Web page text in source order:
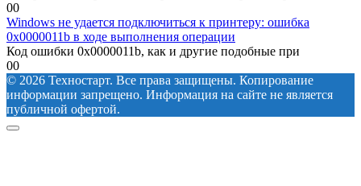
00
Windows не удается подключиться к принтеру: ошибка
0x0000011b в ходе выполнения операции
Код ошибки 0x0000011b, как и другие подобные при
00
© 2026 Техностарт. Все права защищены. Копирование
информации запрещено. Информация на сайте не является
публичной офертой.